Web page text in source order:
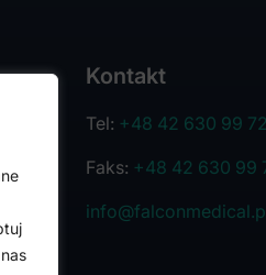
Kontakt
Tel: +48 42 630 99 72
Faks: +48 42 630 99